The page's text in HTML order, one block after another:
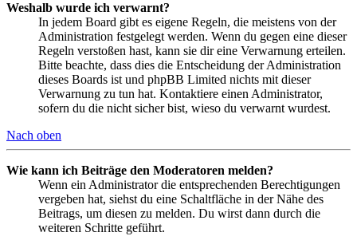
Weshalb wurde ich verwarnt?
In jedem Board gibt es eigene Regeln, die meistens von der
Administration festgelegt werden. Wenn du gegen eine dieser
Regeln verstoßen hast, kann sie dir eine Verwarnung erteilen.
Bitte beachte, dass dies die Entscheidung der Administration
dieses Boards ist und phpBB Limited nichts mit dieser
Verwarnung zu tun hat. Kontaktiere einen Administrator,
sofern du die nicht sicher bist, wieso du verwarnt wurdest.
Nach oben
Wie kann ich Beiträge den Moderatoren melden?
Wenn ein Administrator die entsprechenden Berechtigungen
vergeben hat, siehst du eine Schaltfläche in der Nähe des
Beitrags, um diesen zu melden. Du wirst dann durch die
weiteren Schritte geführt.